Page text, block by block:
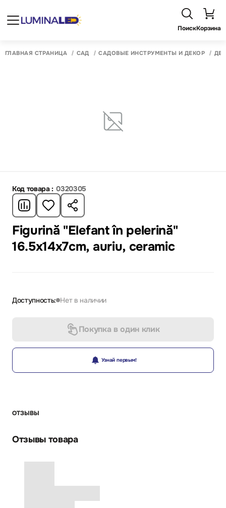
ПоискКорзина
ГЛАВНАЯ СТРАНИЦА САД САДОВЫЕ ИНСТРУМЕНТЫ И ДЕКОР
Код товара : 0320305
Figurină "Elefant în pelerină"
16.5x14x7cm, auriu, ceramic
Доступность: Нет в наличии
Покупка в один клик
Узнай первым!
ОТЗЫВЫ
Отзывы товара